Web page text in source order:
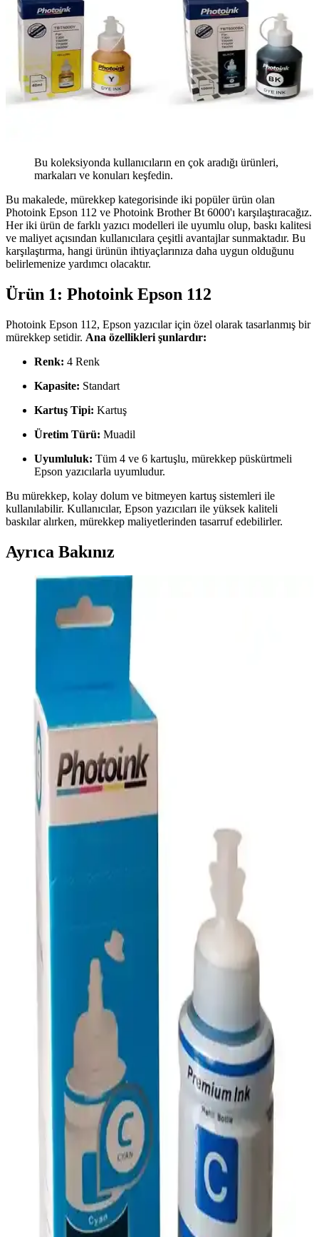
Bu koleksiyonda kullanıcıların en çok aradığı ürünleri,
markaları ve konuları keşfedin.
Bu makalede, mürekkep kategorisinde iki popüler ürün olan
Photoink Epson 112 ve Photoink Brother Bt 6000'ı karşılaştıracağız.
Her iki ürün de farklı yazıcı modelleri ile uyumlu olup, baskı kalitesi
ve maliyet açısından kullanıcılara çeşitli avantajlar sunmaktadır. Bu
karşılaştırma, hangi ürünün ihtiyaçlarınıza daha uygun olduğunu
belirlemenize yardımcı olacaktır.
Ürün 1: Photoink Epson 112
Photoink Epson 112, Epson yazıcılar için özel olarak tasarlanmış bir
mürekkep setidir. Ana özellikleri şunlardır:
Renk: 4 Renk
Kapasite: Standart
Kartuş Tipi: Kartuş
Üretim Türü: Muadil
Uyumluluk: Tüm 4 ve 6 kartuşlu, mürekkep püskürtmeli
Epson yazıcılarla uyumludur.
Bu mürekkep, kolay dolum ve bitmeyen kartuş sistemleri ile
kullanılabilir. Kullanıcılar, Epson yazıcıları ile yüksek kaliteli
baskılar alırken, mürekkep maliyetlerinden tasarruf edebilirler.
Ayrıca Bakınız
Epson SureColor SC F100 Mürekkep Püskürtme
Süblimasyon Yazıcı: Yüksek Kalite ve Çok Yönlü
Bağlantı Seçenekleri
Epson SureColor SC F100, canlı renkler ve yüksek çözünürlük
sunan, kompakt ve sürdürülebilir mürekkep sistemiyle profesyonel
ve amatör kullanıma uygun bir süblimasyon yazıcıdır.
HP 963XL Kırmızı Mürekkep Kartuşu: Yüksek
Kaliteli ve Güvenilir Baskı Çözümü
HP 963XL kırmızı mürekkep kartuşu, yüksek kapasiteli, uyumlu ve
güvenilir baskı sağlar. Renkli ve canlı çıktıların yanı sıra uzun süreli
kullanım sunar, ofis ve profesyonel ihtiyaçlar için ideal bir
çözümdür.
Epson EcoTank L3251 ve L3260 Modellerinin
Detaylı Karşılaştırması
Epson EcoTank L3251 ve L3260 modellerinin özellikleri, kullanıcı
yorumları ve karşılaştırmasıyla en iyi seçimi yapmanıza yardımcı
olacak detaylar burada yer alıyor.
HP Ink Tank Yazıcılar: Yüksek Kapasiteli
Mürekkep Tankı ve Akıllı Yönetim Çözümleri
HP Ink Tank yazıcılar, yüksek baskı kapasitesi ve ekonomik
mürekkep tankı sistemi sunar. HP Smart uygulaması ile yazıcı
yönetimi kolaylaşır, destek hizmetleri performansı artırır. Ev ve
ofisler için ideal çözüm.
Photoink 112 Ecotank ve Premium Epson 103
Bu makalede, Photoink 112 Ecotank ve Premium Epson 103
mürekkep ürünlerinin renk kalitesi, kullanım kolaylığı ve kullanıcı
deneyimleri açısından detaylı karşılaştırması sunuluyor.
HP 652 Serisi Mürekkep Kartuşları Karşılaştırması:
Renkli ve Siyah Baskı Performansı
HP 652 serisi renkli ve siyah mürekkep kartuşlarının performansını,
kullanıcı yorumlarını ve özelliklerini karşılaştırıyoruz. Dayanıklılık,
baskı kalitesi ve maliyet avantajlarını detaylandırıyoruz.
HP 304 ve 305 Renkli Mürekkep Kartuşları
Karşılaştırması ve Teknik Özellikler